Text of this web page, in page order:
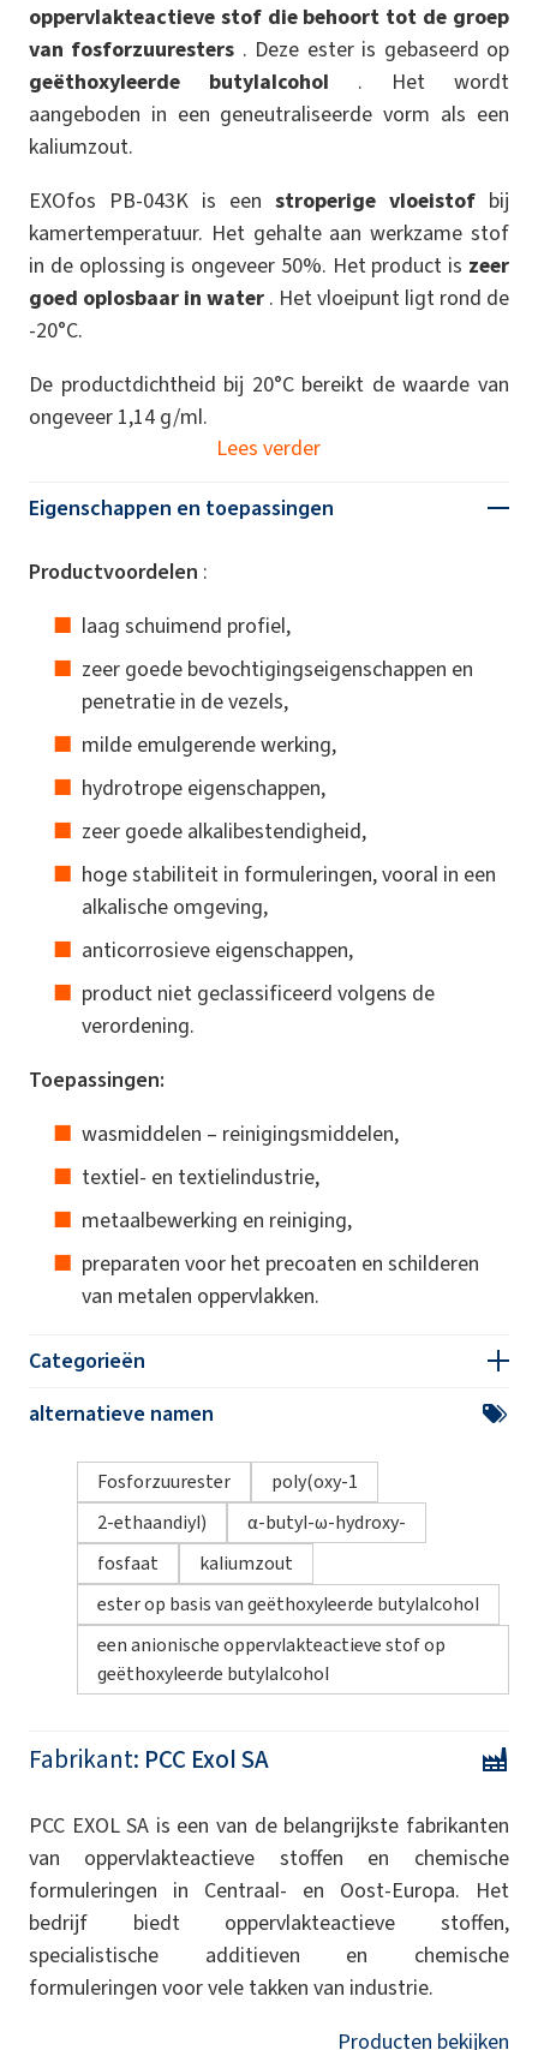
oppervlakteactieve stof die behoort tot de groep
van fosforzuuresters . Deze ester is gebaseerd op
geëthoxyleerde butylalcohol .
Het wordt
aangeboden in een geneutraliseerde vorm als een
kaliumzout.
EXOfos PB-043K is een stroperige vloeistof bij
kamertemperatuur. Het gehalte aan werkzame stof
in de oplossing is ongeveer 50%. Het product is zeer
goed oplosbaar in water . Het vloeipunt ligt rond de
-20°C.
De productdichtheid bij 20°C bereikt de waarde van
ongeveer 1,14 g/ml.
Lees verder
Eigenschappen en toepassingen
Productvoordelen :
laag schuimend profiel,
zeer goede bevochtigingseigenschappen en
penetratie in de vezels,
milde emulgerende werking,
hydrotrope eigenschappen,
zeer goede alkalibestendigheid,
hoge stabiliteit in formuleringen, vooral in een
alkalische omgeving,
anticorrosieve eigenschappen,
product niet geclassificeerd volgens de
verordening.
Toepassingen:
wasmiddelen – reinigingsmiddelen,
textiel- en textielindustrie,
metaalbewerking en reiniging,
preparaten voor het precoaten en schilderen
van metalen oppervlakken.
Categorieën
alternatieve namen
Fosforzuurester
poly(oxy-1
2-ethaandiyl)
α-butyl-ω-hydroxy-
fosfaat
kaliumzout
ester op basis van geëthoxyleerde butylalcohol
een anionische oppervlakteactieve stof op
geëthoxyleerde butylalcohol
Fabrikant: PCC Exol SA
PCC EXOL SA is een van de belangrijkste fabrikanten
van oppervlakteactieve stoffen en chemische
formuleringen in Centraal- en Oost-Europa. Het
bedrijf biedt oppervlakteactieve stoffen,
specialistische additieven en chemische
formuleringen voor vele takken van industrie.
Producten bekijken